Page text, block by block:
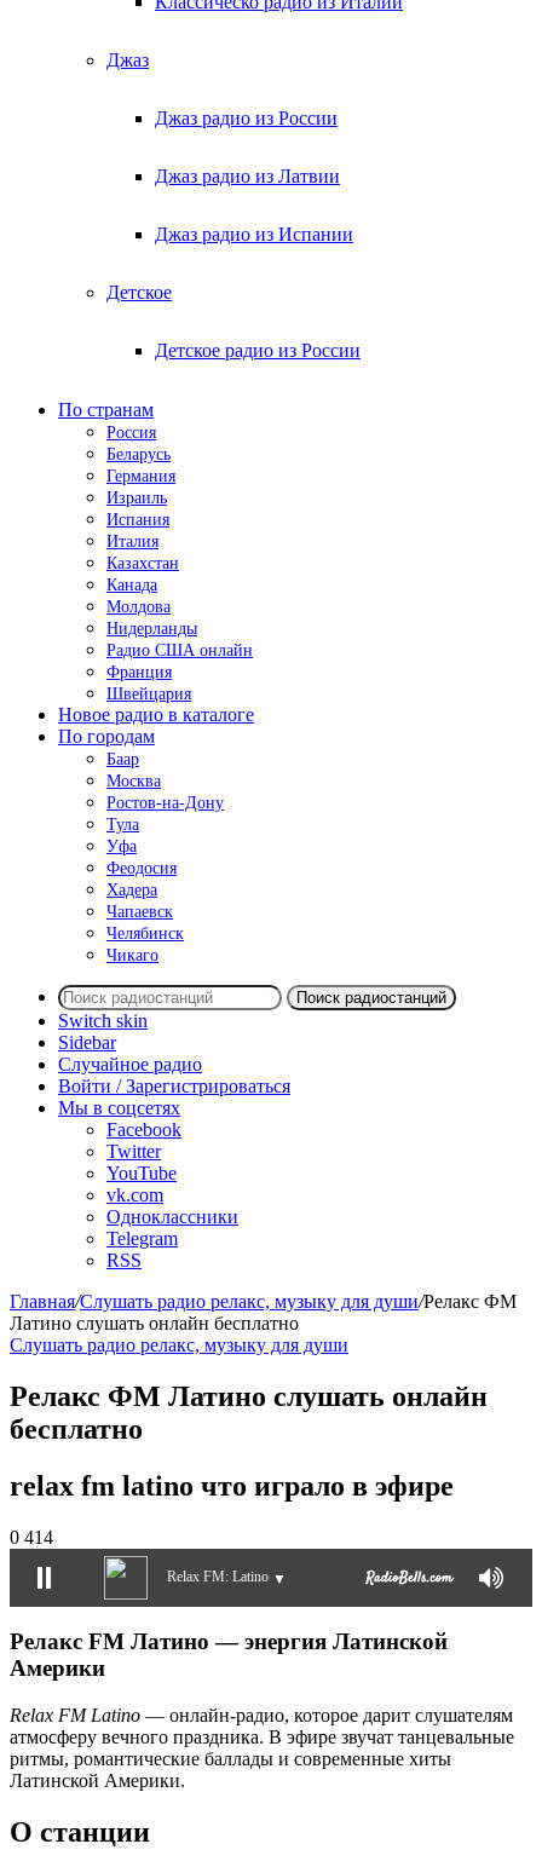
Джаз
Джаз радио из России
Джаз радио из Латвии
Джаз радио из Испании
Детское
Детское радио из России
По странам
Россия
Беларусь
Германия
Израиль
Испания
Италия
Казахстан
Канада
Молдова
Нидерланды
Радио США онлайн
Франция
Швейцария
Новое радио в каталоге
По городам
Баар
Москва
Ростов-на-Дону
Тула
Уфа
Феодосия
Хадера
Чапаевск
Челябинск
Чикаго
Поиск радиостанций
Switch skin
Sidebar
Случайное радио
Войти / Зарегистрироваться
Мы в соцсетях
Facebook
Twitter
YouTube
vk.com
Одноклассники
Telegram
RSS
Главная/Слушать радио релакс, музыку для души/Релакс ФМ
Латино слушать онлайн бесплатно
Слушать радио релакс, музыку для души
Релакс ФМ Латино слушать онлайн
бесплатно
relax fm latino что играло в эфире
0 414
Relax FM: Latino ▼
Релакс FM Латино — энергия Латинской
Америки
Relax FM Latino — онлайн‑радио, которое дарит слушателям
атмосферу вечного праздника. В эфире звучат танцевальные
ритмы, романтические баллады и современные хиты
Латинской Америки.
О станции